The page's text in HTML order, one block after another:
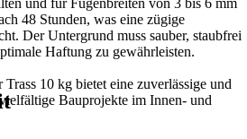
und für Fugenbreiten von 3 bis 6 mm
48 Stunden, was eine zügige
Der Untergrund muss sauber, staubfrei
Haftung zu gewährleisten.
10 kg bietet eine zuverlässige und
Bauprojekte im Innen- und